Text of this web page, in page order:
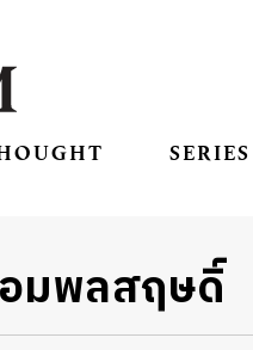
SERIES
มพลสฤษดิ์